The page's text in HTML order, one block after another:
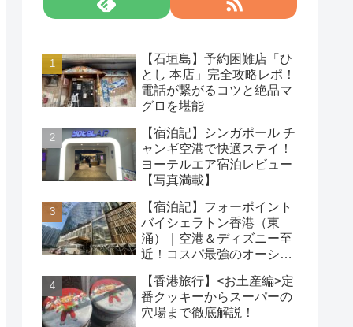
【石垣島】予約困難店「ひ
とし 本店」完全攻略レポ！
電話が繋がるコツと絶品マ
グロを堪能
【宿泊記】シンガポール チ
ャンギ空港で快適ステイ！
ヨーテルエア宿泊レビュー
【写真満載】
【宿泊記】フォーポイント
バイシェラトン香港（東
涌）｜空港＆ディズニー至
近！コスパ最強のオーシャ
ュー
【香港旅行】<お土産編>定
番クッキーからスーパーの
穴場まで徹底解説！